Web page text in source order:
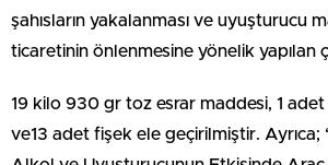
şahısların yakalanması ve uyuşturucu
ticaretinin önlenmesine yönelik yapılan
19 kilo 930 gr toz esrar maddesi, 1 adet
ve13 adet fişek ele geçirilmiştir. Ayrıca;